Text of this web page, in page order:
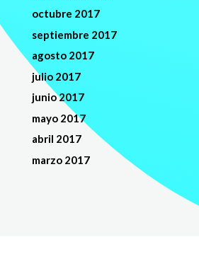
octubre 2017
septiembre 2017
agosto 2017
julio 2017
junio 2017
mayo 2017
abril 2017
marzo 2017